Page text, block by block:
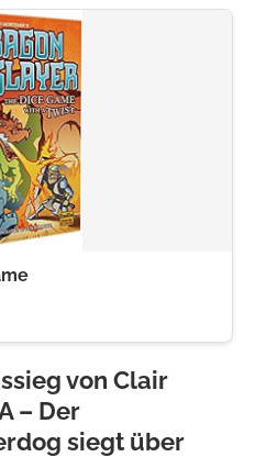
von Clair
– Der
siegt über